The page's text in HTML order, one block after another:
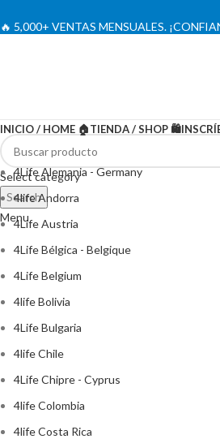
🔥 5,000+ VENTAS MENSUALES.
Select category
Search
Menu
INICIO / HOME 🏠TIENDA / SHOP 🛍️
4Life Alemania - Germany
4life Andorra
4Life Austria
4Life Bélgica - Belgique
4Life Belgium
4life Bolivia
4Life Bulgaria
4life Chile
4Life Chipre - Cyprus
4life Colombia
4life Costa Rica